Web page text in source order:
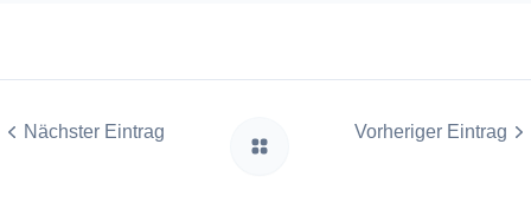
Nächster Eintrag Vorheriger Eintrag